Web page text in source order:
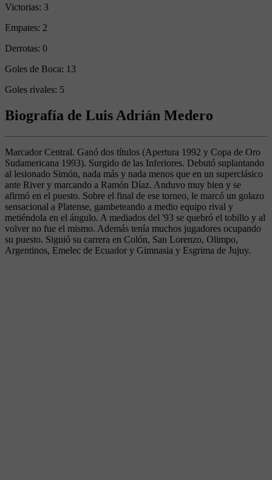
Victorias: 3
Empates: 2
Derrotas: 0
Goles de Boca: 13
Goles rivales: 5
Biografía de Luis Adrián Medero
Marcador Central. Ganó dos títulos (Apertura 1992 y Copa de Oro
Sudamericana 1993). Surgido de las Inferiores. Debutó suplantando
al lesionado Simón, nada más y nada menos que en un superclásico
ante River y marcando a Ramón Díaz. Anduvo muy bien y se
afirmó en el puesto. Sobre el final de ese torneo, le marcó un golazo
sensacional a Platense, gambeteando a medio equipo rival y
metiéndola en el ángulo. A mediados del '93 se quebró el tobillo y al
volver no fue el mismo. Además tenía muchos jugadores ocupando
su puesto. Siguió su carrera en Colón, San Lorenzo, Olimpo,
Argentinos, Emelec de Ecuador y Gimnasia y Esgrima de Jujuy.